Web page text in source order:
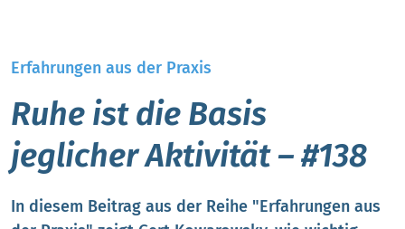
Erfahrungen aus der Praxis
Ruhe ist die Basis
jeglicher Aktivität – #138
In diesem Beitrag aus der Reihe "Erfahrungen aus